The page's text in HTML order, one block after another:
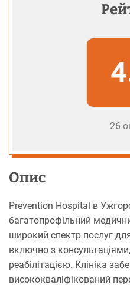
26
Опис
Prevention Hospital в
багатопрофільний
широкий спектр послуг
включно з
реабілітацією. Клініка
висококваліфікований